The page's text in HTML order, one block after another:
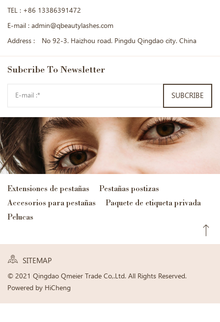
TEL : +86 13386391472
E-mail : admin@qbeautylashes.com
Address :
No 92-3. Haizhou road. Pingdu Qingdao city. China
Subcribe To Newsletter
SUBCRIBE
Extensiones de pestañas
Pestañas postizas
Accesorios para pestañas
Paquete de etiqueta privada
Pelucas
SITEMAP
© 2021 Qingdao Qmeier Trade Co,.Ltd. All Rights Reserved.
Powered by HiCheng